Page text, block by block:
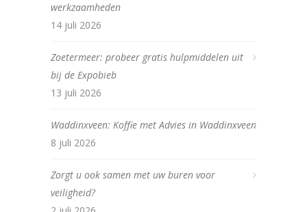
werkzaamheden
14 juli 2026
Zoetermeer: probeer gratis hulpmiddelen uit
bij de Expobieb
13 juli 2026
Waddinxveen: Koffie met Advies in Waddinxveen
8 juli 2026
Zorgt u ook samen met uw buren voor
veiligheid?